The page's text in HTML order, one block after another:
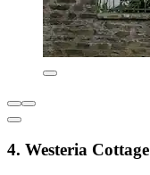
4. Westeria Cottage